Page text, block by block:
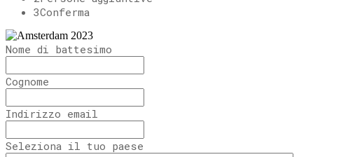
3Conferma
Nome di battesimo
Cognome
Indirizzo email
Seleziona il tuo paese